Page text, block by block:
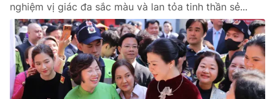
nghiệm vị giác đa sắc màu và lan tỏa tinh thần sẻ...